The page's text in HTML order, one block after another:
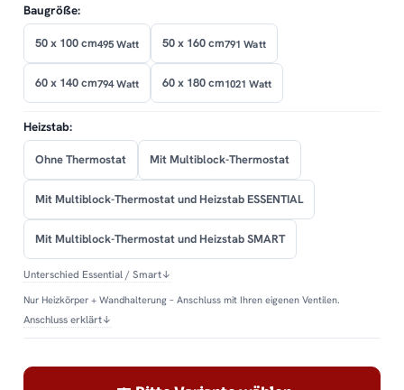
Baugröße:
50 x 100 cm495 Watt 50 x 160 cm791 Watt
60 x 140 cm794 Watt 60 x 180 cm1021 Watt
Heizstab:
Ohne Thermostat Mit Multiblock-Thermostat
Mit Multiblock-Thermostat und Heizstab ESSENTIAL
Mit Multiblock-Thermostat und Heizstab SMART
Unterschied Essential / Smart↓
Nur Heizkörper + Wandhalterung – Anschluss mit Ihren eigenen Ventilen.
Anschluss erklärt↓